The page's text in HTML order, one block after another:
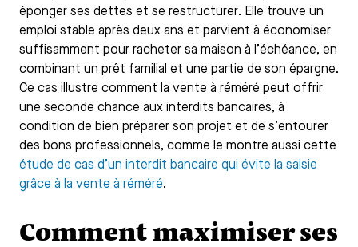
éponger ses dettes et se restructurer. Elle trouve un
emploi stable après deux ans et parvient à économiser
suffisamment pour racheter sa maison à l’échéance, en
combinant un prêt familial et une partie de son épargne.
Ce cas illustre comment la vente à réméré peut offrir
une seconde chance aux interdits bancaires, à
condition de bien préparer son projet et de s’entourer
des bons professionnels, comme le montre aussi cette
étude de cas d’un interdit bancaire qui évite la saisie
grâce à la vente à réméré.
Comment maximiser ses